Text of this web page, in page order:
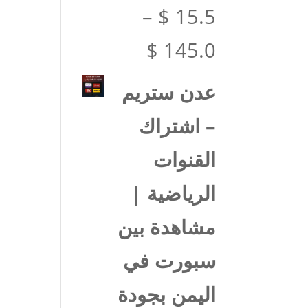
$ 15.5
–
$ 145.0
السعر:
من
خلال
عدن ستريم
– اشتراك
القنوات
الرياضية |
مشاهدة بين
سبورت في
اليمن بجودة